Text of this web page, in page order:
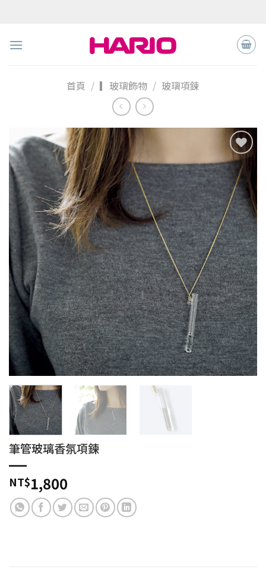
首頁 / ▎玻璃飾物 / 玻璃項鍊
加入
「願
望清
單」
筆管玻璃香氛項鍊
NT$1,800